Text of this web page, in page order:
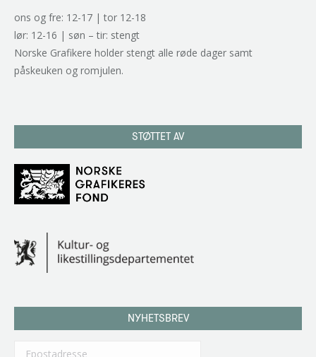
ons og fre: 12-17 | tor 12-18
lør: 12-16 | søn – tir: stengt
Norske Grafikere holder stengt alle røde dager samt
påskeuken og romjulen.
STØTTET AV
NYHETSBREV